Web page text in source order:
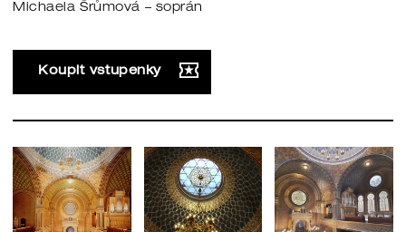
Michaela Šrůmová – soprán
Koupit vstupenky